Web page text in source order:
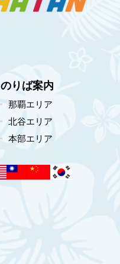
のりば案内
那覇エリア
北谷エリア
本部エリア